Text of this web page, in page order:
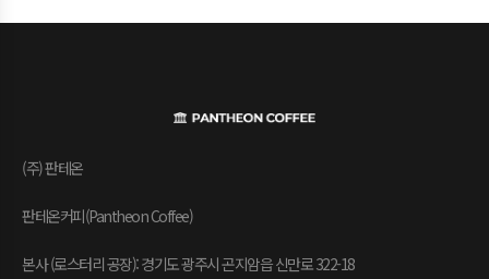
(주) 판테온
판테온커피(Pantheon Coffee)
본사 (로스터리 공장): 경기도 광주시 곤지암읍 신만로 322-18